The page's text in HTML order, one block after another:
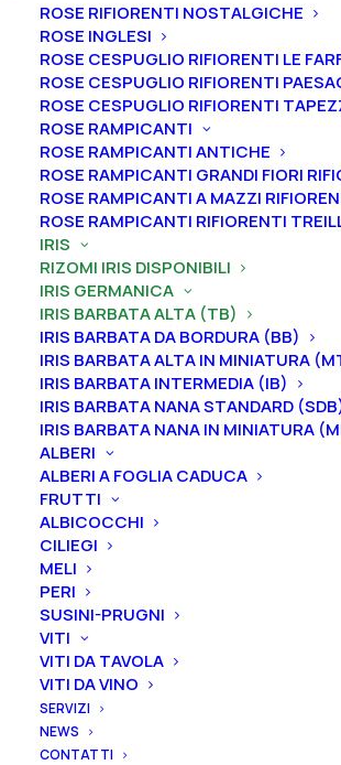
ROSE RIFIORENTI NOSTALGICHE
ROSE INGLESI
ROSE CESPUGLIO RIFIORENTI LE
ROSE CESPUGLIO RIFIORENTI
ROSE CESPUGLIO RIFIORENTI
ROSE RAMPICANTI
ROSE RAMPICANTI ANTICHE
ROSE RAMPICANTI GRANDI FIORI
ROSE RAMPICANTI A MAZZI
ROSE RAMPICANTI RIFIORENTI
IRIS
RIZOMI IRIS DISPONIBILI
IRIS GERMANICA
IRIS BARBATA ALTA (TB)
IRIS BARBATA DA BORDURA (BB)
IRIS BARBATA ALTA IN MINIATURA
IRIS BARBATA INTERMEDIA (IB)
IRIS BARBATA NANA STANDARD
IRIS BARBATA NANA IN MINIATURA
ALBERI
ALBERI A FOGLIA CADUCA
FRUTTI
ALBICOCCHI
CILIEGI
MELI
PERI
SUSINI-PRUGNI
VITI
VITI DA TAVOLA
VITI DA VINO
SERVIZI
NEWS
CONTATTI
Home Iris Iris germanica
Iris barbata
Iris germanica “Bollywood”
Iris germanica
From5,00€
L’iris germanica “Bollywood” ha vessilli
con base leggermente più scura,
giallo chiaro, ali lavanda chiaro con
camoscio, barbe bianche con punta
intenso, lavanda all’estremità, arricciate.
cm. Fioritura medio tardiva.
Le piante diIris in vasosono
periodomentre irizomi diIrissono
nel periodo che va
Formato
Iris
germanica
"Bollywood"
quantità
Ordina subito questo prodotto!
Puoi acquistare ora questo prodotto
indicando la dimensione del vaso